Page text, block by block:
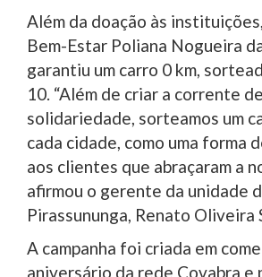
Além da doação às
Bem-Estar Poliana Nogueira
garantiu um carro 0 km,
10. “Além de criar a corrente de
solidariedade, sorteamos um
cada cidade, como uma forma
aos clientes que abraçaram a
afirmou o gerente da unidade
Pirassununga, Renato Oliveira
A campanha foi criada em
aniversário da rede Covabra e